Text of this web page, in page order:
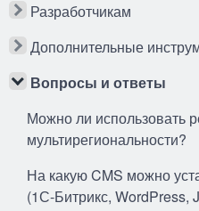
Разработчикам
Дополнительные
Вопросы и ответы
Можно ли использовать
мультирегиональности?
На какую CMS можно
(1С-Битрикс, WordPress,